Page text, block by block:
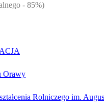
- 85%)
Orawy
Rolniczego im.